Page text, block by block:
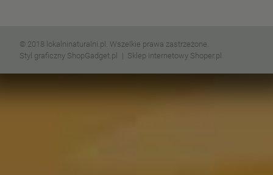
© 2018 lokalninaturalni.pl. Wszelkie prawa zastrzeżone.
Styl graficzny ShopGadget.pl
Sklep internetowy Shoper.pl